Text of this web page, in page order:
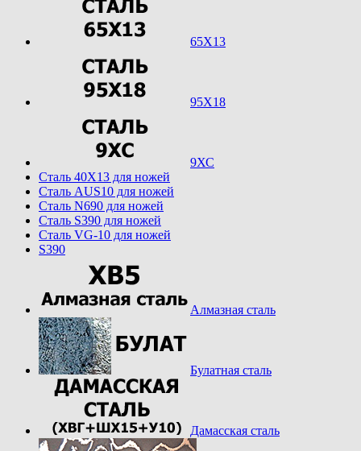
65Х13
95Х18
9ХС
Cталь 40Х13 для ножей
Cталь AUS10 для ножей
Cталь N690 для ножей
Cталь S390 для ножей
Cталь VG-10 для ножей
S390
Алмазная сталь
Булатная сталь
Дамасская сталь